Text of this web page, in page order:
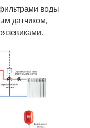
воды,
датчиком,